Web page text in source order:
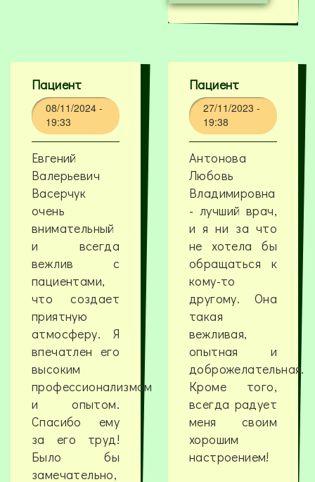
Пациент
08/11/2024 -
19:33
Евгений
Валерьевич
Васерчук
очень
внимательный
и всегда
вежлив с
пациентами,
что создает
приятную
атмосферу. Я
впечатлен его
высоким
профессионализмом
и опытом.
Спасибо ему
за его труд!
Было бы
замечательно,
Пациент
27/11/2023 -
19:38
Антонова
Любовь
Владимировна
- лучший врач,
и я ни за что
не хотела бы
обращаться к
кому-то
другому. Она
такая
вежливая,
опытная и
доброжелательная.
Кроме того,
всегда радует
меня своим
хорошим
настроением!